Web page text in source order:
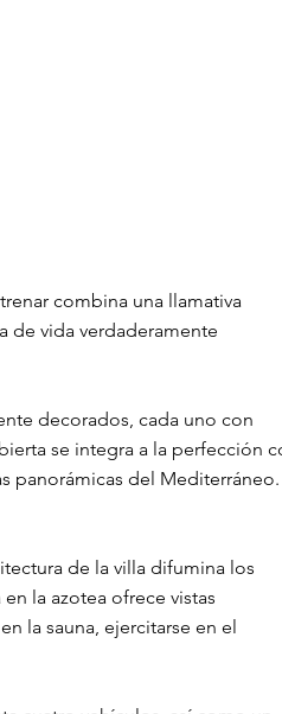
combina una llamativa
de vida verdaderamente
decorados, cada uno con
se integra a la perfección
panorámicas del Mediterráneo.
de la villa difumina los
la azotea ofrece vistas
la sauna, ejercitarse en el